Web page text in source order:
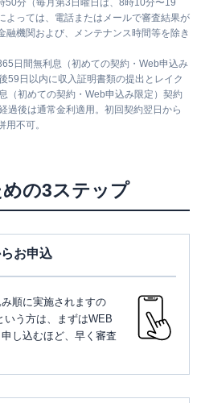
50分（毎月第3日曜日は、8時10分〜19
よっては、電話またはメールで審査結果が
融機関および、メンテナンス時間等を除き
日間無利息（初めての契約・Web申込み
59日以内に収入証明書類の提出とレイク
（初めての契約・Web申込み限定）契約
過後は通常金利適用。初回契約翌日から
不可。
の3ステップ
お申込
順に実施されますの
いう方は、まずはWEB
し込むほど、早く審査